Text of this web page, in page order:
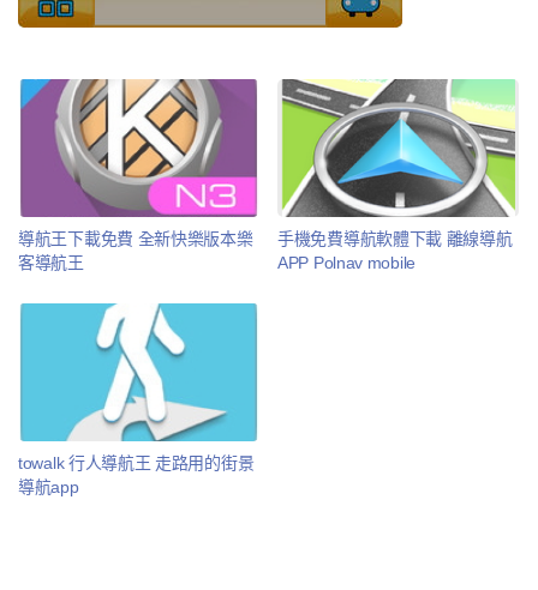
導航王下載免費 全新快樂版本樂
客導航王
手機免費導航軟體下載 離線導航
APP Polnav mobile
towalk 行人導航王 走路用的街景
導航app